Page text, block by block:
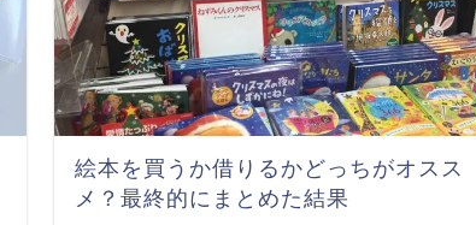
絵本を買うか借りるかどっちがオスス
メ？最終的にまとめた結果